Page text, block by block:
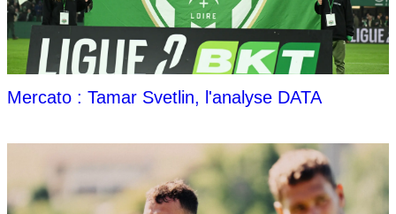
Mercato : Tamar Svetlin, l'analyse DATA